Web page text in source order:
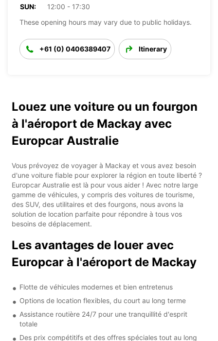
SUN:
12:00 - 17:30
These opening hours may vary due to public holidays.
+61 (0) 0406389407 Itinerary
Louez une voiture ou un fourgon
à l'aéroport de Mackay avec
Europcar Australie
Vous prévoyez de voyager à Mackay et vous avez besoin
d'une voiture fiable pour explorer la région en toute liberté ?
Europcar Australie est là pour vous aider ! Avec notre large
gamme de véhicules, y compris des voitures de tourisme,
des SUV, des utilitaires et des fourgons, nous avons la
solution de location parfaite pour répondre à tous vos
besoins de déplacement.
Les avantages de louer avec
Europcar à l'aéroport de Mackay
Flotte de véhicules modernes et bien entretenus
Options de location flexibles, du court au long terme
Assistance routière 24/7 pour une tranquillité d'esprit
totale
Des prix compétitifs et des offres spéciales tout au long